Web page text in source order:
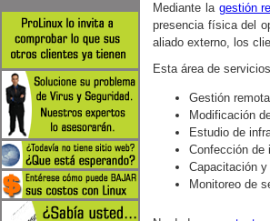
Mediante la gestión
presencia física del
aliado externo, los
Esta área de
Gestión
Modificación
Estudio de
Confección de
Capacitación
Monitoreo de